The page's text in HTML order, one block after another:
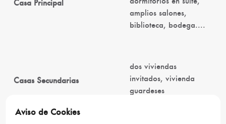
Casa Principal
amplios salones,
biblioteca, bodega....
Casas Secundarias
dos viviendas
invitados, vivienda
guardeses
Aviso de Cookies